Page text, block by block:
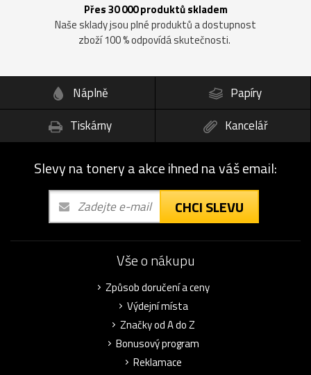
Přes 30 000 produktů skladem
Naše sklady jsou plné produktů a dostupnost
zboží 100 % odpovídá skutečnosti.
Náplně
Papíry
Tiskárny
Kancelář
Slevy na tonery a akce ihned na váš email:
CHCI SLEVU
Vše o nákupu
Způsob doručení a ceny
Výdejní místa
Značky od A do Z
Bonusový program
Reklamace